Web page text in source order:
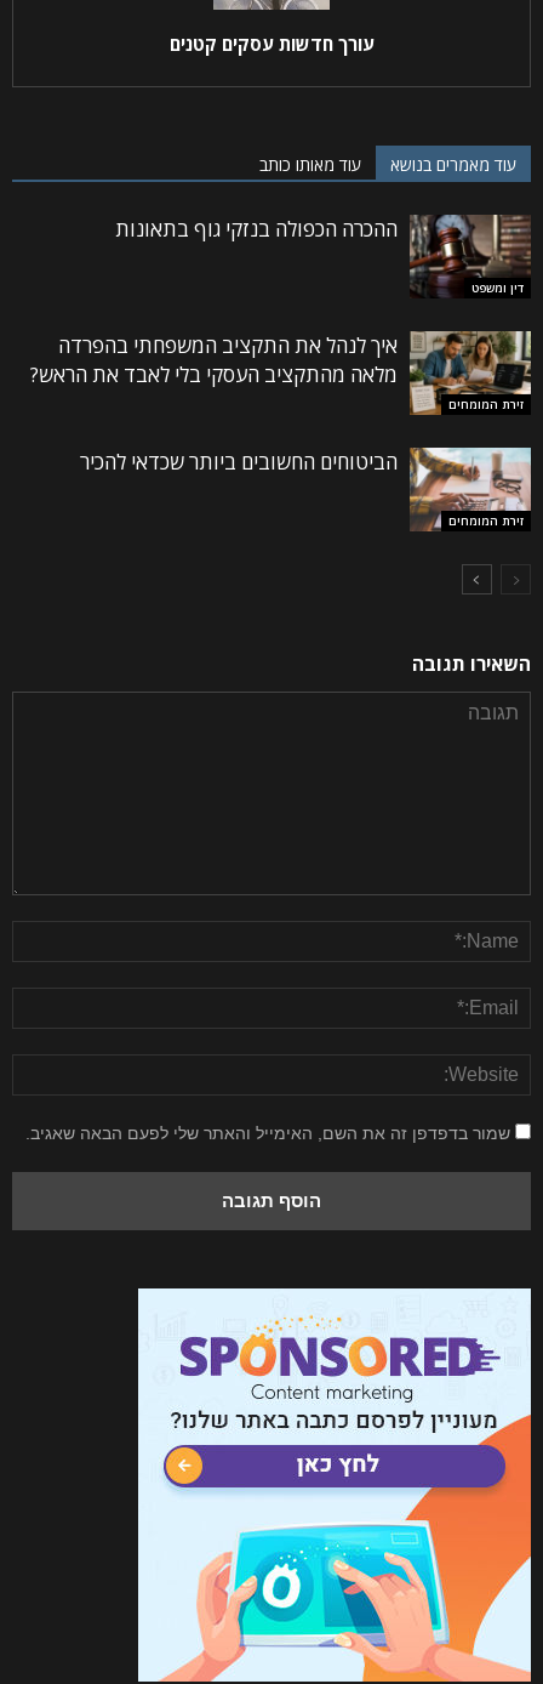
עורך חדשות עסקים קטנים
עוד מאמרים בנושא עוד מאותו כותב
דין ומשפט
ההכרה הכפולה בנזקי גוף בתאונות
זירת המומחים
איך לנהל את התקציב המשפחתי בהפרדה
מלאה מהתקציב העסקי בלי לאבד את הראש?
זירת המומחים
הביטוחים החשובים ביותר שכדאי להכיר
השאירו תגובה
שמור בדפדפן זה את השם, האימייל והאתר שלי לפעם הבאה שאגיב.